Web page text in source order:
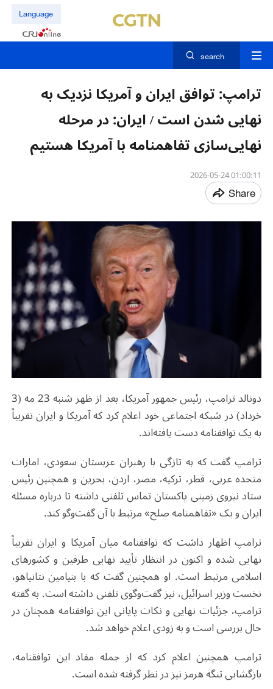
Language
search
ترامپ: توافق ایران و آمریکا نزدیک به
نهایی شدن است / ایران: در مرحله
نهایی‌سازی تفاهمنامه با آمریکا هستیم
01:00:11 2026-05-24
Share
دونالد ترامپ، رئیس ‌جمهور آمریکا، بعد از ظهر شنبه 23 مه (3
خرداد) در شبکه اجتماعی خود اعلام کرد که آمریکا و ایران تقریباً
به یک توافقنامه دست یافته‌اند.
ترامپ گفت که به ‌تازگی با رهبران عربستان سعودی، امارات
متحده عربی، قطر، ترکیه، مصر، اردن، بحرین و همچنین رئیس
ستاد نیروی زمینی پاکستان تماس تلفنی داشته تا درباره مسئله
ایران و یک «تفاهمنامه صلح» مرتبط با آن گفت‌وگو کند.
ترامپ اظهار داشت که توافقنامه میان آمریکا و ایران تقریباً
نهایی شده و اکنون در انتظار تأیید نهایی طرفین و کشورهای
اسلامی مرتبط است. او همچنین گفت که با بنیامین نتانیاهو،
نخست‌ وزیر اسرائیل، نیز گفت‌وگوی تلفنی داشته است. به گفته
ترامپ، جزئیات نهایی و نکات پایانی این توافقنامه همچنان در
حال بررسی است و به‌ زودی اعلام خواهد شد.
ترامپ همچنین اعلام کرد که از جمله مفاد این توافقنامه،
بازگشایی تنگه هرمز نیز در نظر گرفته شده است.